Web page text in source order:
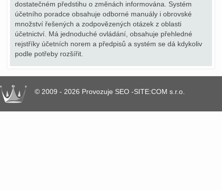
dostatečném předstihu o změnách informována. Systém
účetního poradce obsahuje odborné manuály i obrovské
množství řešených a zodpovězených otázek z oblasti
účetnictví. Má jednoduché ovládání, obsahuje přehledné
rejstříky účetních norem a předpisů a systém se dá kdykoliv
podle potřeby rozšířit.
© 2009 - 2026 Provozuje SEO -SITE:COM s.r.o.